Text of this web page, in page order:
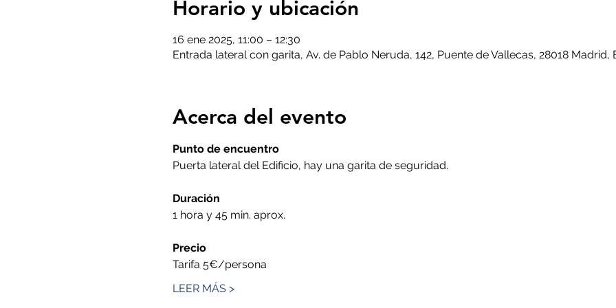
Horario y ubicación
16 ene 2025, 11:00 – 12:30
Entrada lateral con garita, Av. de Pablo Neruda, 142, Puente de Vallecas, 28018 Madrid,
Acerca del evento
Punto de encuentro
Puerta lateral del Edificio, hay una garita de seguridad.
Duración
1 hora y 45 min. aprox.
Precio
Tarifa 5€/persona
LEER MÁS >